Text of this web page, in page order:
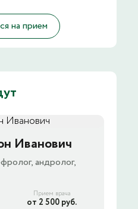
на прием
Иванович
андролог,
Прием врача
от 2 500 руб.